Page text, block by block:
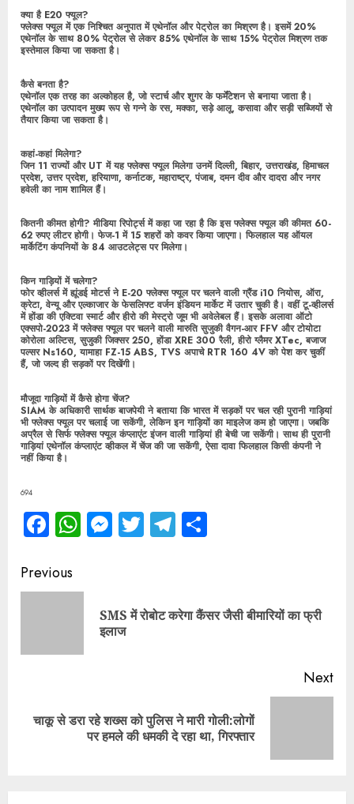
क्या है E20 फ्यूल?
फ्लेक्स फ्यूल में एक निश्चित अनुपात में एथेनॉल और पेट्रोल का मिश्रण है। इसमें 20%
एथेनॉल के साथ 80% पेट्रोल से लेकर 85% एथेनॉल के साथ 15% पेट्रोल मिश्रण तक
इस्तेमाल किया जा सकता है।
कैसे बनता है?
एथेनॉल एक तरह का अल्कोहल है, जो स्टार्च और शुगर के फर्मेंटेशन से बनाया जाता है।
एथेनॉल का उत्पादन मुख्य रूप से गन्ने के रस, मक्का, सड़े आलू, कसावा और सड़ी सब्जियों से
तैयार किया जा सकता है।
कहां-कहां मिलेगा?
जिन 11 राज्यों और UT में यह फ्लेक्स फ्यूल मिलेगा उनमें दिल्ली, बिहार, उत्तराखंड, हिमाचल
प्रदेश, उत्तर प्रदेश, हरियाणा, कर्नाटक, महाराष्ट्र, पंजाब, दमन दीव और दादरा और नगर
हवेली का नाम शामिल हैं।
कितनी कीमत होगी? मीडिया रिपोर्ट्स में कहा जा रहा है कि इस फ्लेक्स फ्यूल की कीमत 60-
62 रुपए लीटर होगी। फेज-1 में 15 शहरों को कवर किया जाएगा। फिलहाल यह ऑयल
मार्केटिंग कंपनियों के 84 आउटलेट्स पर मिलेगा।
किन गाड़ियों में चलेगा?
फोर व्हीलर्स में ह्यूंडई मोटर्स ने E-20 फ्लेक्स फ्यूल पर चलने वाली ग्रैंड i10 नियोस, ऑरा,
क्रेटा, वेन्यू और एल्काजार के फेसलिफ्ट वर्जन इंडियन मार्केट में उतार चुकी है। वहीं टू-व्हीलर्स
में होंडा की एक्टिवा स्मार्ट और हीरो की मेस्ट्रो जूम भी अवेलेबल हैं। इसके अलावा ऑटो
एक्सपो-2023 में फ्लेक्स फ्यूल पर चलने वाली मारुति सुजुकी वैगन-आर FFV और टोयोटा
कोरोला अल्टिस, सुजुकी जिक्सर 250, होंडा XRE 300 रैली, हीरो ग्लैमर XTec, बजाज
पल्सर Ns160, यामाहा FZ-15 ABS, TVS अपाचे RTR 160 4V को पेश कर चुकीं
हैं, जो जल्द ही सड़कों पर दिखेंगी।
मौजूदा गाड़ियों में कैसे होगा चेंज?
SIAM के अधिकारी सार्थक बाजपेयी ने बताया कि भारत में सड़कों पर चल रही पुरानी गाड़ियां
भी फ्लेक्स फ्यूल पर चलाई जा सकेंगी, लेकिन इन गाड़ियों का माइलेज कम हो जाएगा। जबकि
अप्रैल से सिर्फ फ्लेक्स फ्यूल कंप्लाएंट इंजन वाली गाड़ियां ही बेची जा सकेंगी। साथ ही पुरानी
गाड़ियां एथेनॉल कंप्लाएंट व्हीकल में चेंज की जा सकेंगी, ऐसा दावा फिलहाल किसी कंपनी ने
नहीं किया है।
694
Facebook
WhatsApp
Messenger
TwitterTelegram
Continue
Reading
Previous
SMS में रोबोट करेगा कैंसर जैसी बीमारियों का फ्री
इलाज
Next
Next
चाकू से डरा रहे शख्स को पुलिस ने मारी गोली:लोगों
पर हमले की धमकी दे रहा था, गिरफ्तार